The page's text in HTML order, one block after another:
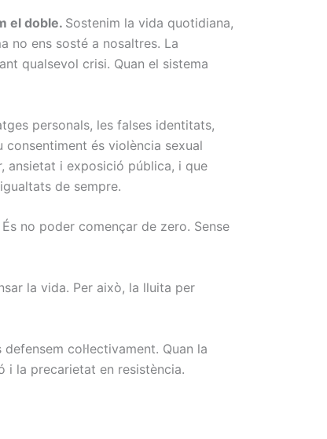
el doble. Sostenim la vida quotidiana,
no ens sosté a nosaltres. La
qualsevol crisi. Quan el sistema
personals, les falses identitats,
consentiment és violència sexual
ansietat i exposició pública, i que
de sempre.
no poder començar de zero. Sense
la vida. Per això, la lluita per
col·lectivament. Quan la
i la precarietat en resistència.